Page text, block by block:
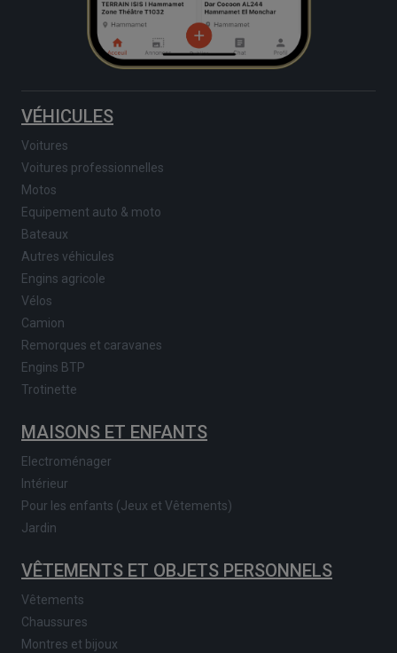
VÉHICULES
Voitures
Voitures professionnelles
Motos
Equipement auto & moto
Bateaux
Autres véhicules
Engins agricole
Vélos
Camion
Remorques et caravanes
Engins BTP
Trotinette
MAISONS ET ENFANTS
Electroménager
Intérieur
Pour les enfants (Jeux et Vêtements)
Jardin
VÊTEMENTS ET OBJETS PERSONNELS
Vêtements
Chaussures
Montres et bijoux